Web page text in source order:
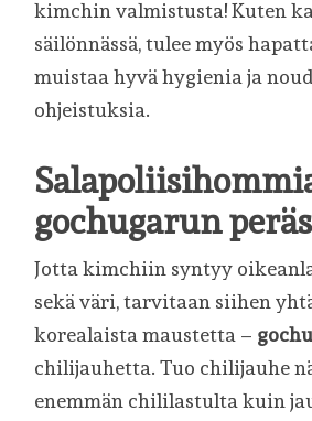
kimchin valmistusta! Kuten
säilönnässä, tulee myös
muistaa hyvä hygienia ja
ohjeistuksia.
gochugarun
Jotta kimchiin syntyy
sekä väri, tarvitaan siihen
korealaista maustetta –
chilijauhetta. Tuo chilijauhe
enemmän chililastulta kuin